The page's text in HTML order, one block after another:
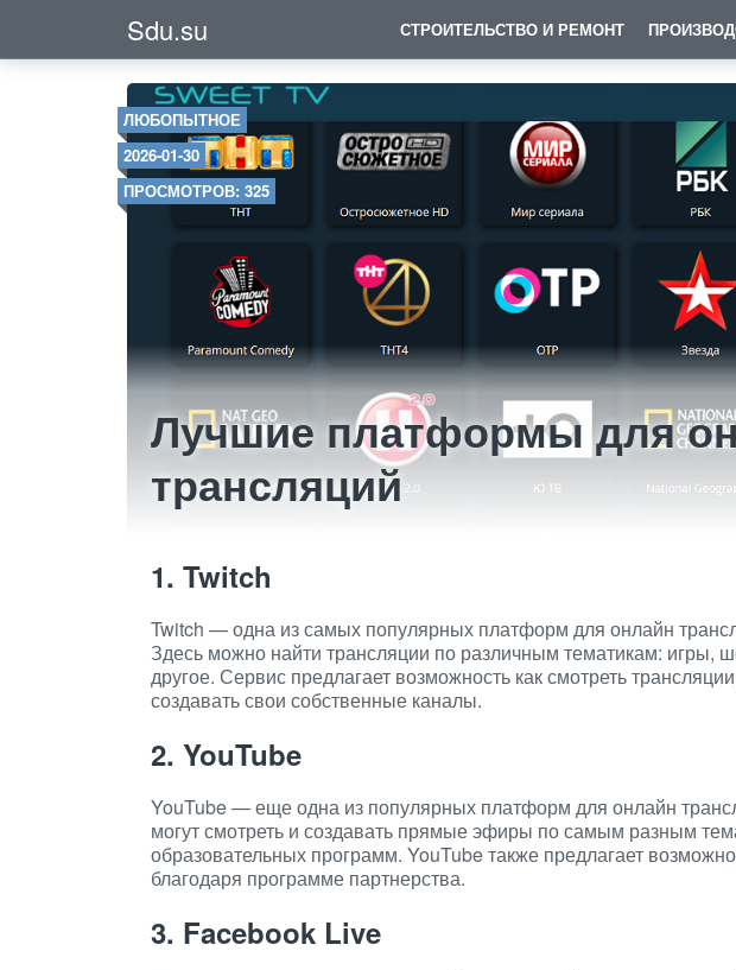
Sdu.su СТРОИТЕЛЬСТВО И РЕМОНТ
ЛЮБОПЫТНОЕ
2026-01-30
ПРОСМОТРОВ: 325
Лучшие платформы для
трансляций
1. Twitch
Twitch — одна из самых популярных платформ для онлайн
Здесь можно найти трансляции по различным тематикам: игры,
другое. Сервис предлагает возможность как смотреть
создавать свои собственные каналы.
2. YouTube
YouTube — еще одна из популярных платформ для онлайн
могут смотреть и создавать прямые эфиры по самым разным
образовательных программ. YouTube также предлагает
благодаря программе партнерства.
3. Facebook Live